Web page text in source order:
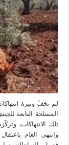
لم تخفْ وتيرة
تلك الانتهاكات،
وانتهى العام